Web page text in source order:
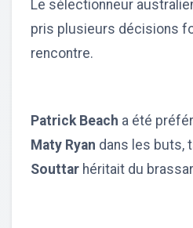
Le sélectionneur
pris plusieurs décisions
rencontre.
Patrick Beach a été
Maty Ryan dans les buts,
Souttar héritait du